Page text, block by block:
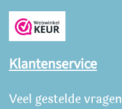
Klantenservice
Veel gestelde vragen